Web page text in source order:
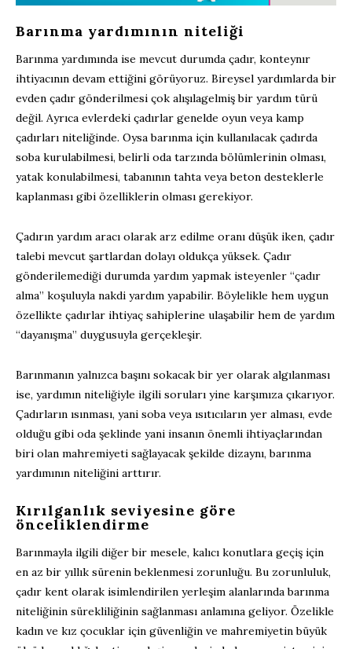
Barınma yardımının niteliği
Barınma yardımında ise mevcut durumda çadır, konteynır
ihtiyacının devam ettiğini görüyoruz. Bireysel yardımlarda bir
evden çadır gönderilmesi çok alışılagelmiş bir yardım türü
değil. Ayrıca evlerdeki çadırlar genelde oyun veya kamp
çadırları niteliğinde. Oysa barınma için kullanılacak çadırda
soba kurulabilmesi, belirli oda tarzında bölümlerinin olması,
yatak konulabilmesi, tabanının tahta veya beton desteklerle
kaplanması gibi özelliklerin olması gerekiyor.
Çadırın yardım aracı olarak arz edilme oranı düşük iken, çadır
talebi mevcut şartlardan dolayı oldukça yüksek. Çadır
gönderilemediği durumda yardım yapmak isteyenler “çadır
alma” koşuluyla nakdi yardım yapabilir. Böylelikle hem uygun
özellikte çadırlar ihtiyaç sahiplerine ulaşabilir hem de yardım
“dayanışma” duygusuyla gerçekleşir.
Barınmanın yalnızca başını sokacak bir yer olarak algılanması
ise, yardımın niteliğiyle ilgili soruları yine karşımıza çıkarıyor.
Çadırların ısınması, yani soba veya ısıtıcıların yer alması, evde
olduğu gibi oda şeklinde yani insanın önemli ihtiyaçlarından
biri olan mahremiyeti sağlayacak şekilde dizaynı, barınma
yardımının niteliğini arttırır.
Kırılganlık seviyesine göre
önceliklendirme
Barınmayla ilgili diğer bir mesele, kalıcı konutlara geçiş için
en az bir yıllık sürenin beklenmesi zorunluğu. Bu zorunluluk,
çadır kent olarak isimlendirilen yerleşim alanlarında barınma
niteliğinin sürekliliğinin sağlanması anlamına geliyor. Özelikle
kadın ve kız çocuklar için güvenliğin ve mahremiyetin büyük